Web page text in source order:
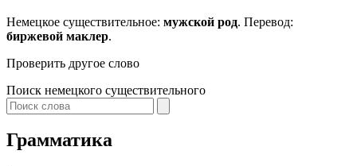
Немецкое существительное: мужской род. Перевод:
биржевой маклер.
Проверить другое слово
Поиск немецкого существительного
Грамматика